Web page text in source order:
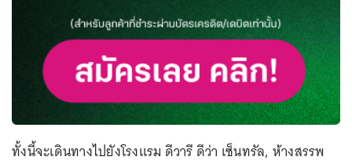
ทั้งนี้จะเดินทางไปยังโรงแรม ดีวารี ดีว่า เซ็นทรัล, ห้างสรรพ